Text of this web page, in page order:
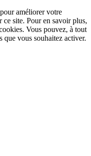
améliorer votre
ce site. Pour en savoir plus,
Vous pouvez, à tout
vous souhaitez activer.